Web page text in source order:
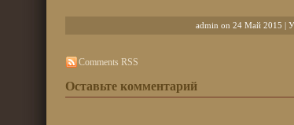
admin on 24 Май 2015 |
Comments RSS
Оставьте комментарий